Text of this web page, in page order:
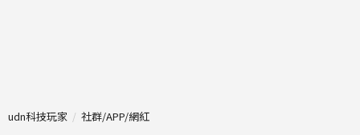
udn科技玩家 社群/APP/網紅